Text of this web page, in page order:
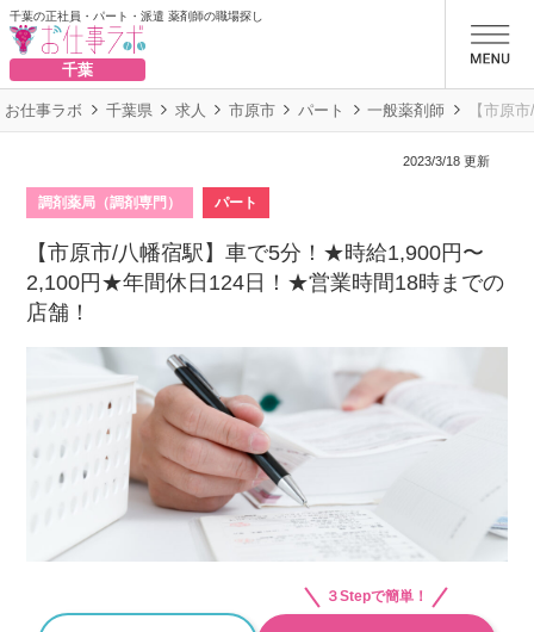
千葉の正社員・パート・派遣 薬剤師の職場探し
千葉
お仕事ラボ 千葉県 求人 市原市 パート 一般薬剤師 【市原
2023/3/18 更新
調剤薬局（調剤専門） パート
【市原市/八幡宿駅】車で5分！★時給1,900円〜
2,100円★年間休日124日！★営業時間18時までの
店舗！
３Stepで簡単！